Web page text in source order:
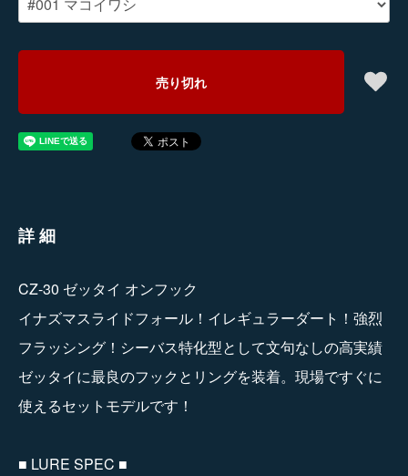
売り切れ
詳細
CZ-30 ゼッタイ オンフック
イナズマスライドフォール！イレギュラーダート！強烈
フラッシング！シーバス特化型として文句なしの高実績
ゼッタイに最良のフックとリングを装着。現場ですぐに
使えるセットモデルです！
■ LURE SPEC ■